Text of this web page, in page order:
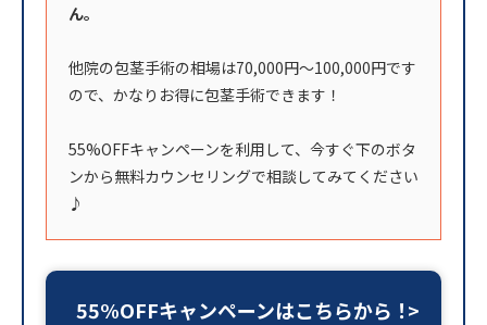
ん。
他院の包茎手術の相場は70,000円〜100,000円です
ので、かなりお得に包茎手術できます！
55%OFFキャンペーンを利用して、今すぐ下のボタ
ンから無料カウンセリングで相談してみてください
♪
55%OFFキャンペーンはこちらから！